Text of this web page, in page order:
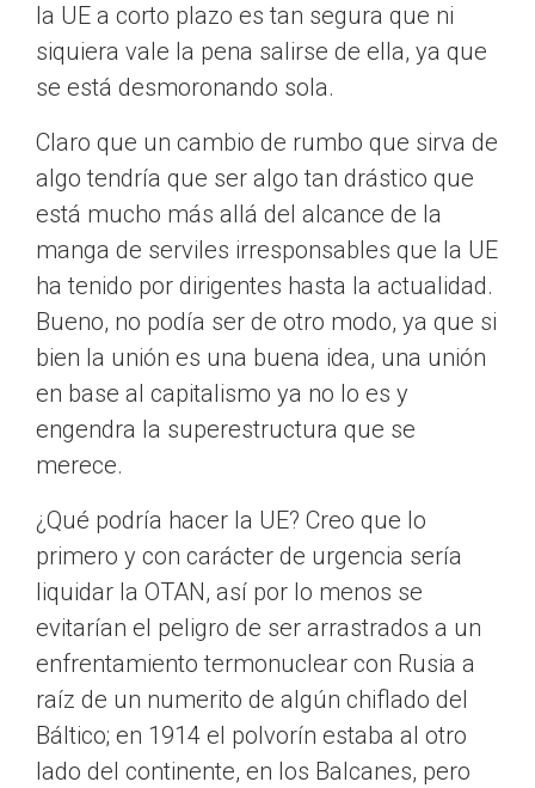
la UE a corto plazo es tan segura que ni
siquiera vale la pena salirse de ella, ya que
se está desmoronando sola.
Claro que un cambio de rumbo que sirva de
algo tendría que ser algo tan drástico que
está mucho más allá del alcance de la
manga de serviles irresponsables que la UE
ha tenido por dirigentes hasta la actualidad.
Bueno, no podía ser de otro modo, ya que si
bien la unión es una buena idea, una unión
en base al capitalismo ya no lo es y
engendra la superestructura que se
merece.
¿Qué podría hacer la UE? Creo que lo
primero y con carácter de urgencia sería
liquidar la OTAN, así por lo menos se
evitarían el peligro de ser arrastrados a un
enfrentamiento termonuclear con Rusia a
raíz de un numerito de algún chiflado del
Báltico; en 1914 el polvorín estaba al otro
lado del continente, en los Balcanes, pero